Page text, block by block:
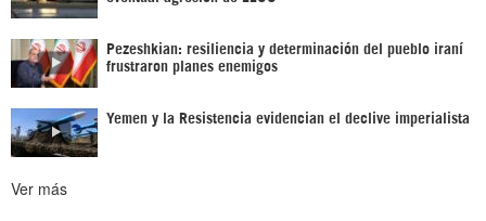
Pezeshkian: resiliencia y determinación del pueblo iraní
frustraron planes enemigos
Yemen y la Resistencia evidencian el declive imperialista
Ver más